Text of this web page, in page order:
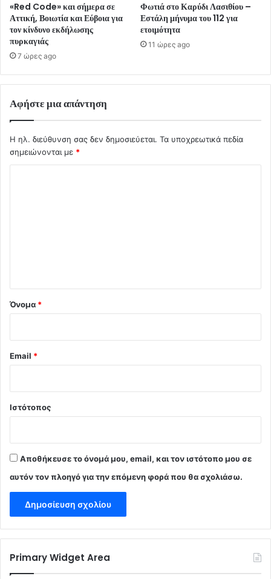
«Red Code» και σήμερα σε
Αττική, Βοιωτία και Εύβοια για
τον κίνδυνο εκδήλωσης
πυρκαγιάς
7 ώρες ago
Φωτιά στο Καρύδι Λασιθίου –
Εστάλη μήνυμα του 112 για
ετοιμότητα
11 ώρες ago
Αφήστε μια απάντηση
Η ηλ. διεύθυνση σας δεν δημοσιεύεται. Τα υποχρεωτικά πεδία
σημειώνονται με *
Όνομα *
Email *
Ιστότοπος
Αποθήκευσε το όνομά μου, email, και τον ιστότοπο μου σε
αυτόν τον πλοηγό για την επόμενη φορά που θα σχολιάσω.
Primary Widget Area